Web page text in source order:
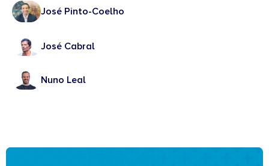
José Pinto-Coelho
José Cabral
Nuno Leal